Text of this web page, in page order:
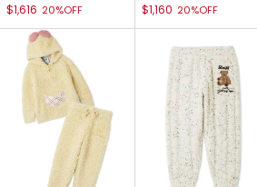
$1,616 20%OFF
$1,160 20%OFF